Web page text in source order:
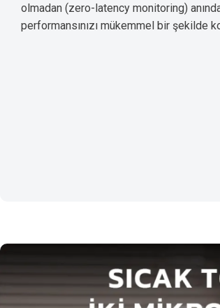
olmadan (zero-latency monitoring)
performansınızı mükemmel bir şekilde